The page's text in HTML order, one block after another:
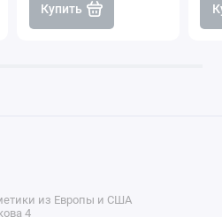
Купить
из Европы и США
4